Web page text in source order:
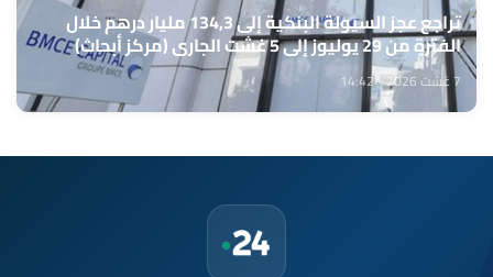
تراجع عجز السيولة البنكية إلى 134,3 مليار درهم خلال
الفترة من 29 يوليوز إلى 5 غشت الجاري (مركز أبحاث)
7 غشت 2026 - 14:42